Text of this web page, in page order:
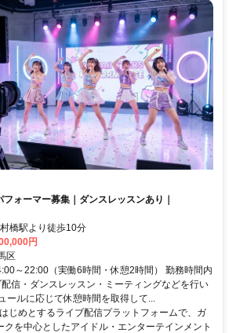
ォーマー募集｜ダンスレッスンあり｜
線中村橋駅より徒歩10分
円
区
～22:00（実働6時間・休憩2時間） 勤務時間内
信・ダンスレッスン・ミーティングなどを行い
ールに応じて休憩時間を取得して...
じめとするライブ配信プラットフォームで、ガ
クを中心としたアイドル・エンターテインメント